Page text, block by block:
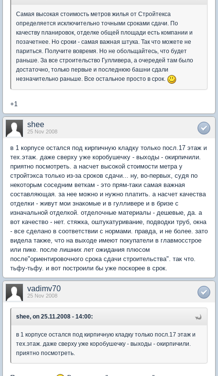
Самая высокая стоимость метров жилья от Стройтекса
определяется исключительно точными сроками сдачи. По
качеству планировок, отделке общей площади есть компании и
позачетнее. Но сроки - самая важная штука. Так что можете не
париться. Получите вовремя. Но не обольщайтесь, что будет
раньше. За все строительство Гулливера, а очередей там было
достаточно, только первые и последнюю башни сдали
незначительно раньше. Все остальное просто в срок.
+1
shee
25 Nov 2008
в 1 корпусе остался под кирпичную кладку только посл.17 этаж и
тех.этаж. даже сверху уже коробушечку - выходы - окирпичили.
приятно посмотреть. а насчет высокой стоимости метра у
стройтэкса только из-за сроков сдачи... ну, во-первых, судя по
некоторым соседним веткам - это прям-таки самая важная
составляющая. за нее можно и нужно платить. а насчет качества
отделки - живут мои знакомые и в гулливере и в бризе с
изначальной отделкой. отделочные материалы - дешевые, да. а
вот качество - нет. стяжка, оштукатуривание, подводки труб, окна
- все сделано в соответствии с нормами. правда, и не более. зато
видела также, что на выходе имеют покупатели в главмосстрое
или пике. после лишних лет ожидания плюсом
после"ориентировочного срока сдачи строительства". так что.
тьфу-тьфу. и вот построили бы уже поскорее в срок.
vadimv70
25 Nov 2008
shee, on 25.11.2008 - 14:00:
в 1 корпусе остался под кирпичную кладку только посл.17 этаж и
тех.этаж. даже сверху уже коробушечку - выходы - окирпичили.
приятно посмотреть.